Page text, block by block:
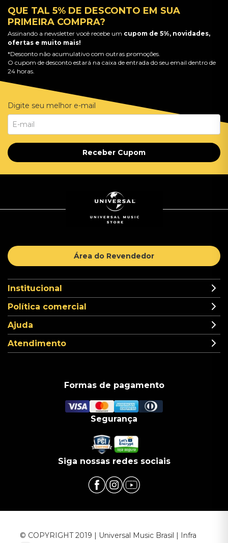
QUE TAL 5% DE DESCONTO EM SUA
PRIMEIRA COMPRA?
Assinando a newsletter você recebe um cupom de 5%, novidades,
ofertas e muito mais!
*Desconto não acumulativo com outras promoções.
O cupom de desconto estará na caixa de entrada do seu email dentro de
24 horas.
Digite seu melhor e-mail
Receber Cupom
Área do Revendedor
Institucional
Política comercial
Ajuda
Atendimento
Formas de pagamento
Segurança
Siga nossas redes sociais
© COPYRIGHT 2019 | Universal Music Brasil | Infra